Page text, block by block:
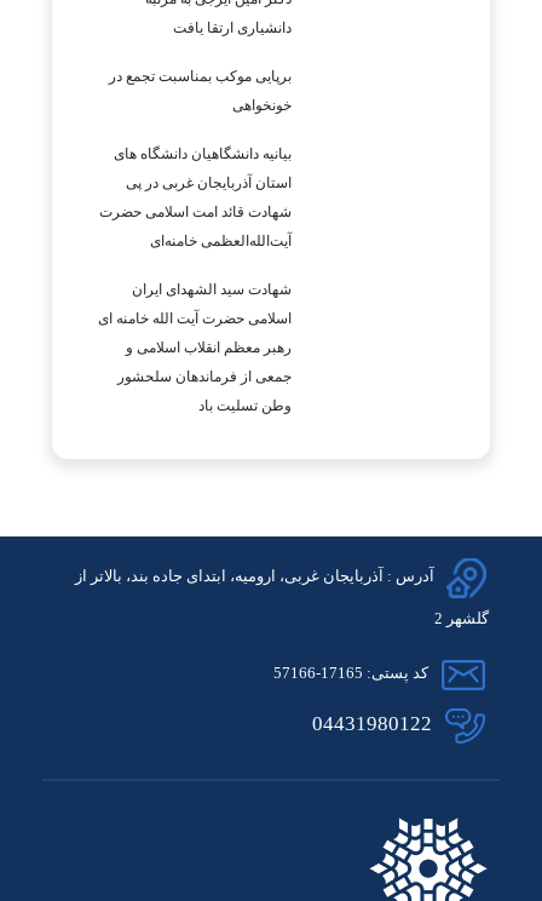
دانشیاری ارتقا یافت
برپایی موکب بمناسبت تجمع در
خونخواهی
بيانيه دانشگاهیان دانشگاه های
استان آذربایجان غربی در پی
شهادت قائد امت اسلامی حضرت
آیت‌الله‌العظمی خامنه‌ای
شهادت سید الشهدای ایران
اسلامی حضرت آیت الله خامنه ای
رهبر معظم انقلاب اسلامی و
جمعی از فرماندهان سلحشور
وطن تسلیت باد
آدرس : آذربایجان غربی، ارومیه، ابتدای جاده بند، بالاتر از
گلشهر 2
کد پستی: 17165-57166
04431980122